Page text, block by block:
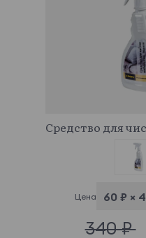
Цена 60 ₽ × 4
340 ₽